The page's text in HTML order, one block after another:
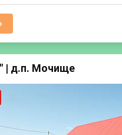
| д.п. Мочище